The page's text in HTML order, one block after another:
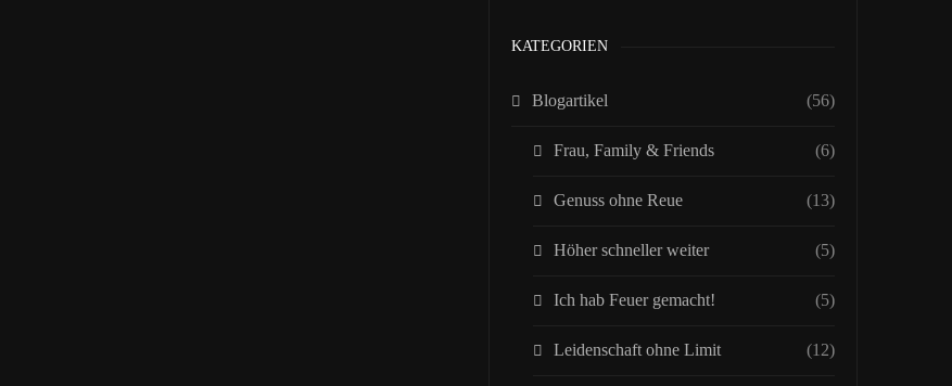
KATEGORIEN
Blogartikel (56)
Frau, Family & Friends (6)
Genuss ohne Reue (13)
Höher schneller weiter (5)
Ich hab Feuer gemacht! (5)
Leidenschaft ohne Limit (12)